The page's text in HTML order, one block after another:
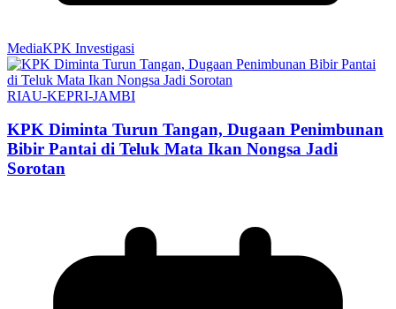
MediaKPK Investigasi
RIAU-KEPRI-JAMBI
KPK Diminta Turun Tangan, Dugaan Penimbunan
Bibir Pantai di Teluk Mata Ikan Nongsa Jadi
Sorotan